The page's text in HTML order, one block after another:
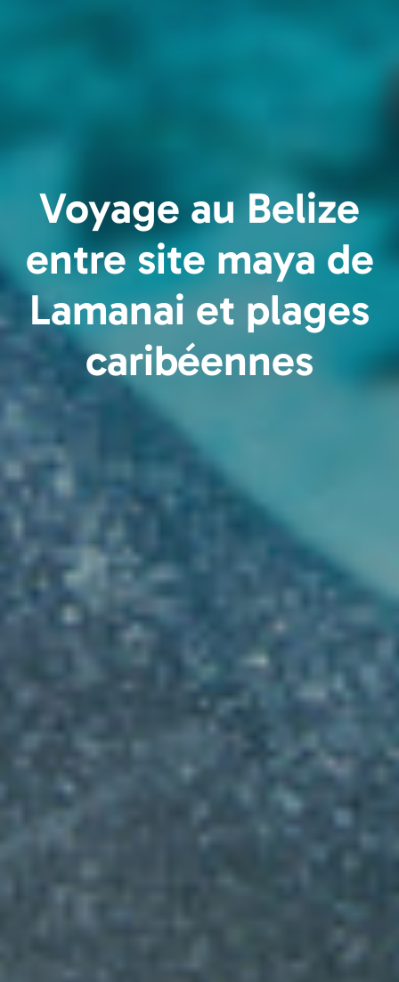
Voyage au Belize
entre site maya de
Lamanai et plages
caribéennes